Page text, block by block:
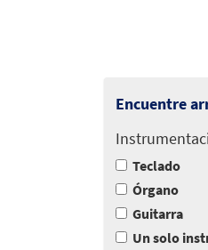
Encuentre
Teclado
Órgano
Guitarra
Un solo